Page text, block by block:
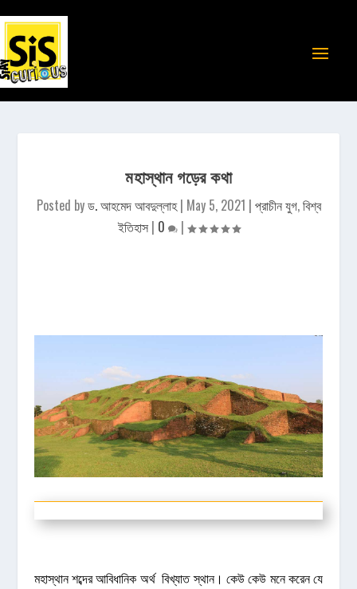
মহাস্থান গড়ের কথা
Posted byড. আহমেদ আবদুল্লাহ| May 5, 2021 | প্রাচীন যুগ,বিশ্ব
ইতিহাস| 0 |
মহাস্থান শব্দের আবিধানিক অর্থ বিখ্যাত স্থান। কেউ কেউ মনে করেন যে